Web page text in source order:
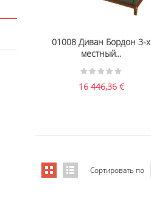
01008 Диван Бордон 3-х
местный...
16 446,36 €
Сортировать по